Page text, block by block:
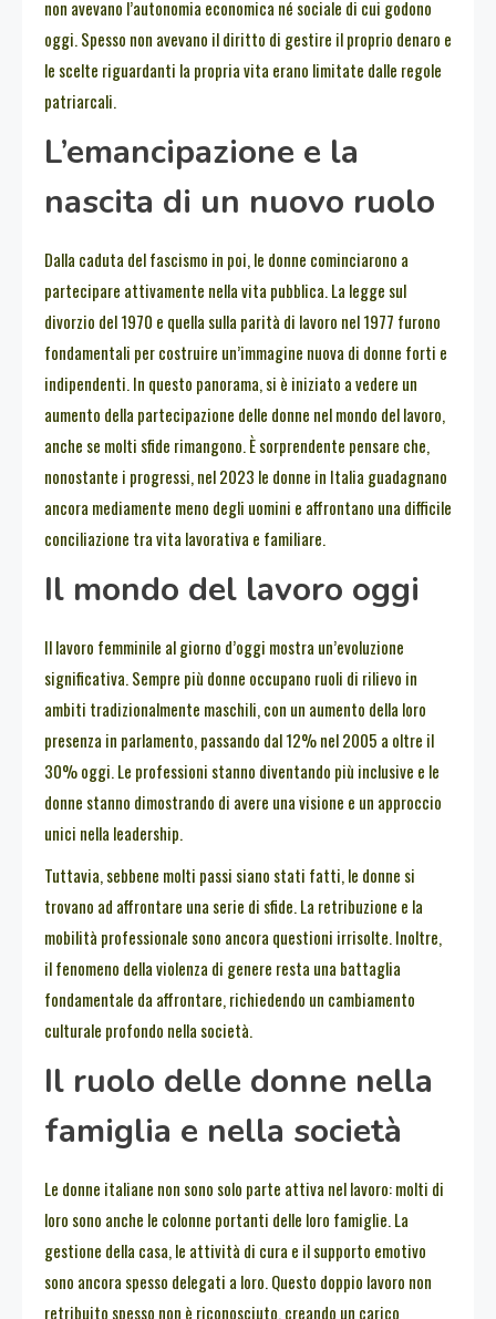
non avevano l’autonomia economica né sociale di cui godono
oggi. Spesso non avevano il diritto di gestire il proprio denaro e
le scelte riguardanti la propria vita erano limitate dalle regole
patriarcali.
L’emancipazione e la
nascita di un nuovo ruolo
Dalla caduta del fascismo in poi, le donne cominciarono a
partecipare attivamente nella vita pubblica. La legge sul
divorzio del 1970 e quella sulla parità di lavoro nel 1977 furono
fondamentali per costruire un’immagine nuova di donne forti e
indipendenti. In questo panorama, si è iniziato a vedere un
aumento della partecipazione delle donne nel mondo del lavoro,
anche se molti sfide rimangono. È sorprendente pensare che,
nonostante i progressi, nel 2023 le donne in Italia guadagnano
ancora mediamente meno degli uomini e affrontano una difficile
conciliazione tra vita lavorativa e familiare.
Il mondo del lavoro oggi
Il lavoro femminile al giorno d’oggi mostra un’evoluzione
significativa. Sempre più donne occupano ruoli di rilievo in
ambiti tradizionalmente maschili, con un aumento della loro
presenza in parlamento, passando dal 12% nel 2005 a oltre il
30% oggi. Le professioni stanno diventando più inclusive e le
donne stanno dimostrando di avere una visione e un approccio
unici nella leadership.
Tuttavia, sebbene molti passi siano stati fatti, le donne si
trovano ad affrontare una serie di sfide. La retribuzione e la
mobilità professionale sono ancora questioni irrisolte. Inoltre,
il fenomeno della violenza di genere resta una battaglia
fondamentale da affrontare, richiedendo un cambiamento
culturale profondo nella società.
Il ruolo delle donne nella
famiglia e nella società
Le donne italiane non sono solo parte attiva nel lavoro: molti di
loro sono anche le colonne portanti delle loro famiglie. La
gestione della casa, le attività di cura e il supporto emotivo
sono ancora spesso delegati a loro. Questo doppio lavoro non
retribuito spesso non è riconosciuto, creando un carico